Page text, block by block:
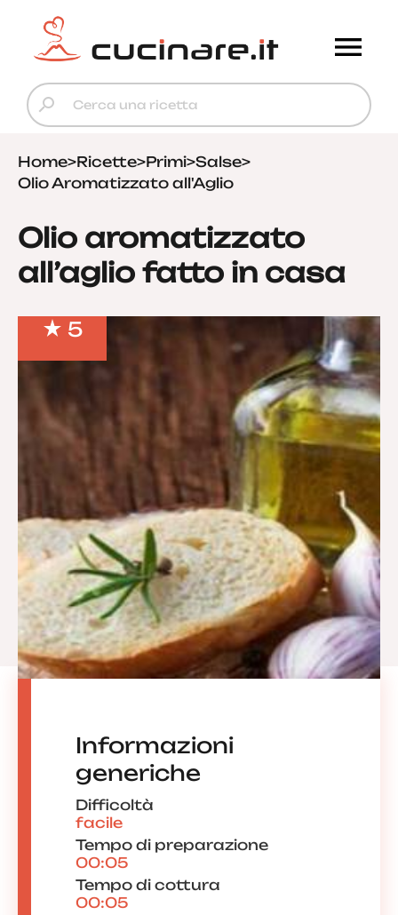
Home>Ricette>Primi>Salse>
Olio Aromatizzato all'Aglio
Olio aromatizzato
all’aglio fatto in casa
5
Informazioni
generiche
Difficoltà
facile
Tempo di preparazione
00:05
Tempo di cottura
00:05